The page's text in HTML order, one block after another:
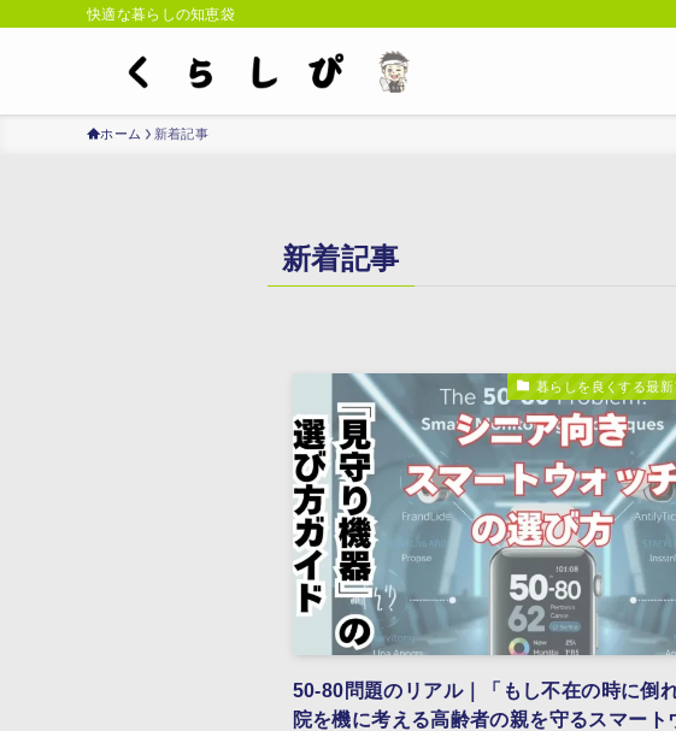
快適な暮らしの知恵袋
ホーム 新着記事
新着記事
暮らしを良くする最
50-80問題のリアル｜「もし不在の時に倒
院を機に考える高齢者の親を守るスマート